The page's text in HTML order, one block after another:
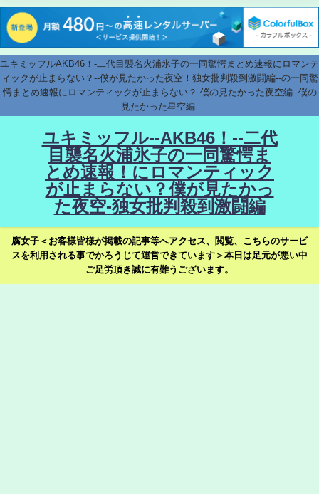
ユキミッフルAKB46！-二代目襲名火浦氷子の一同驚愕まとめ速報にロマンテ
ィックが止まらない？--僕が見たかった夜空！独女批判殺到激闘編--の一同驚
愕まとめ速報にロマンティックが止まらない？-僕の見たかった夜空編--僕の
見たかった星空編-
ユキミッフル--AKB46！--二代
目襲名火浦氷子の一同驚愕ま
とめ速報！にロマンティック
が止まらない？僕が見たかっ
た夜空-独女批判殺到激闘編
腐女子＜お客様皆様が掲載の記事等へアクセス、閲覧、こちらのサービ
スを利用される事でかろうじて運営できています＞本日は足元が悪い中
ご足労頂き誠に有難うございます。